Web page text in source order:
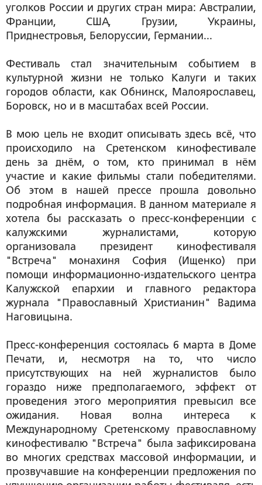
уголков России и других стран мира: Австралии,
Франции, США, Грузии, Украины,
Приднестровья, Белоруссии, Германии...
Фестиваль стал значительным событием в
культурной жизни не только Калуги и таких
городов области, как Обнинск, Малоярославец,
Боровск, но и в масштабах всей России.
В мою цель не входит описывать здесь всё, что
происходило на Сретенском кинофестивале
день за днём, о том, кто принимал в нём
участие и какие фильмы стали победителями.
Об этом в нашей прессе прошла довольно
подробная информация. В данном материале я
хотела бы рассказать о пресс-конференции с
калужскими журналистами, которую
организовала президент кинофестиваля
"Встреча" монахиня София (Ищенко) при
помощи информационно-издательского центра
Калужской епархии и главного редактора
журнала "Православный Христианин" Вадима
Наговицына.
Пресс-конференция состоялась 6 марта в Доме
Печати, и, несмотря на то, что число
присутствующих на ней журналистов было
гораздо ниже предполагаемого, эффект от
проведения этого мероприятия превысил все
ожидания. Новая волна интереса к
Международному Сретенскому православному
кинофестивалю "Встреча" была зафиксирована
во многих средствах массовой информации, и
прозвучавшие на конференции предложения по